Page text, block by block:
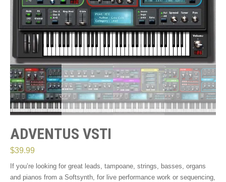
ADVENTUS VSTI
$39.99
If you’re looking for great leads, tampoane, strings, basses, organs
and pianos from a Softsynth, for live performance work or sequencing,